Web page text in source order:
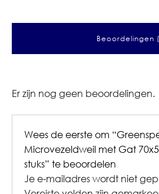
Beoordelingen
Er zijn nog geen beoordelingen.
Wees de eerste om
Microvezeldweil met Gat
stuks” te beoordelen
Je e-mailadres wordt niet